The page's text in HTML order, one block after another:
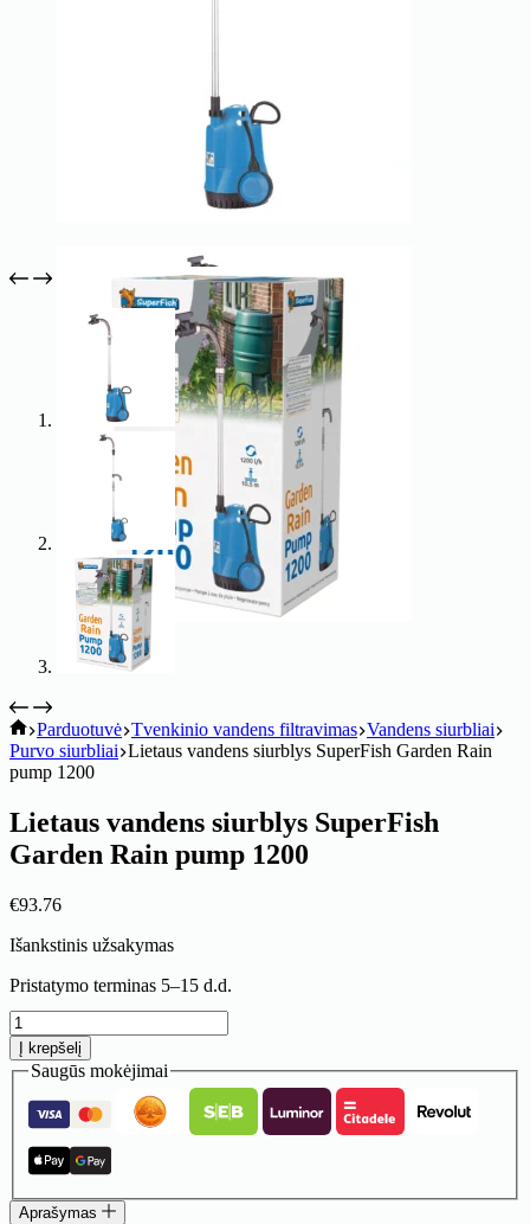
koitik
Parduotuvė Tvenkinio vandens filtravimas Vandens siurbliai
Purvo siurbliai Lietaus vandens siurblys SuperFish Garden Rain
pump 1200
Lietaus vandens siurblys SuperFish
Garden Rain pump 1200
€93.76
Išankstinis užsakymas
Pristatymo terminas 5–15 d.d.
produkto
kiekis:
Lietaus
vandens
siurblys
SuperFish
Garden
Rain
1200
Į krepšelį
Saugūs mokėjimai
Aprašymas